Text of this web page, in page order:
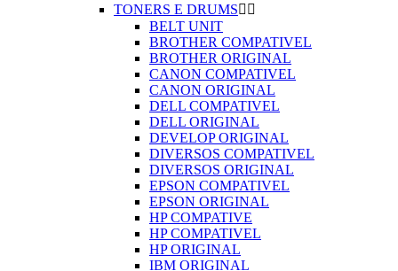
TONERS E DRUMS 
BELT UNIT
BROTHER COMPATIVEL
BROTHER ORIGINAL
CANON COMPATIVEL
CANON ORIGINAL
DELL COMPATIVEL
DELL ORIGINAL
DEVELOP ORIGINAL
DIVERSOS COMPATIVEL
DIVERSOS ORIGINAL
EPSON COMPATIVEL
EPSON ORIGINAL
HP COMPATIVE
HP COMPATIVEL
HP ORIGINAL
IBM ORIGINAL